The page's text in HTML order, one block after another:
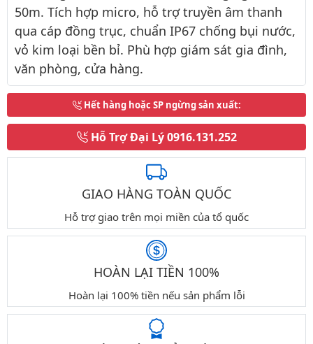
50m. Tích hợp micro, hỗ trợ truyền âm thanh
qua cáp đồng trục, chuẩn IP67 chống bụi nước,
vỏ kim loại bền bỉ. Phù hợp giám sát gia đình,
văn phòng, cửa hàng.
Hết hàng hoặc SP ngừng sản xuất:
Hỗ Trợ Đại Lý0916.131.252
GIAO HÀNG TOÀN QUỐC
Hỗ trợ giao trên mọi miền của tổ quốc
HOÀN LẠI TIỀN 100%
Hoàn lại 100% tiền nếu sản phẩm lỗi